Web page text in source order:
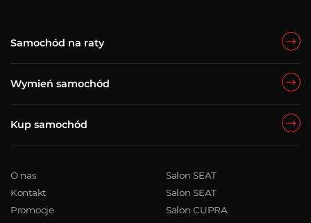
Samochód na raty
Wymień samochód
Kup samochód
O nas
Kontakt
Promocje
Salon SEAT
Salon SEAT
Salon CUPRA